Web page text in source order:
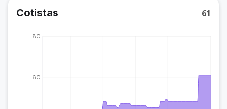
Cotistas 61
60
80